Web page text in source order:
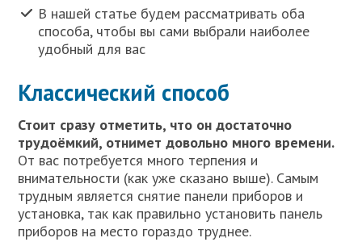
В нашей статье будем рассматривать оба
способа, чтобы вы сами выбрали наиболее
удобный для вас
Классический способ
Стоит сразу отметить, что он достаточно
трудоёмкий, отнимет довольно много времени.
От вас потребуется много терпения и
внимательности (как уже сказано выше). Самым
трудным является снятие панели приборов и
установка, так как правильно установить панель
приборов на место гораздо труднее.